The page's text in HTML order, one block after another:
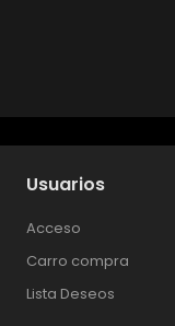
Usuarios
Acceso
Carro compra
Lista Deseos